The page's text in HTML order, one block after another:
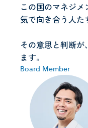
この国のマネジ
気で向き合う人た
その意思と判断
ます。
Board Member